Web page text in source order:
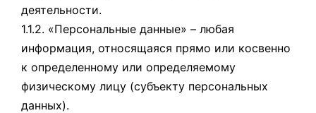
деятельности.
1.1.2. «Персональные данные» – любая
информация, относящаяся прямо или косвенно
к определенному или определяемому
физическому лицу (субъекту персональных
данных).